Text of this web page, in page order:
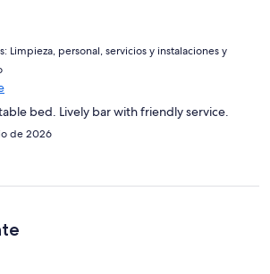
Limpieza, personal, servicios y instalaciones y
bed. Lively bar with friendly service.
de 2026